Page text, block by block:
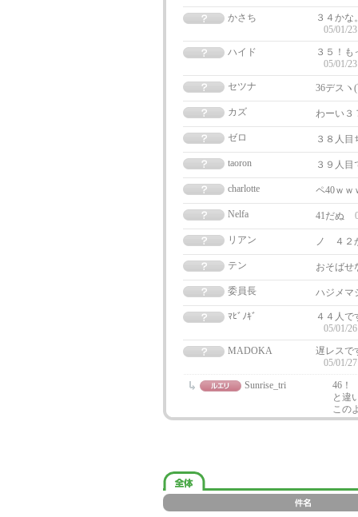
かさち
３４か
05/01/
ハイド
３５！
05/01/
セツナ
36デスヽ
カズ わーい３
ゼロ ３８人
taoron ３９人
charlotte ペ40ｗｗ
Nelfa 41だぬ
リアン ノ ４２
テン おそば
委員長 ハジメマ
ﾏﾋﾞﾉｷﾞ
４４人
05/01/
MADOKA
遅レスで
05/01/
Sunrise_tri
46！
と違
この